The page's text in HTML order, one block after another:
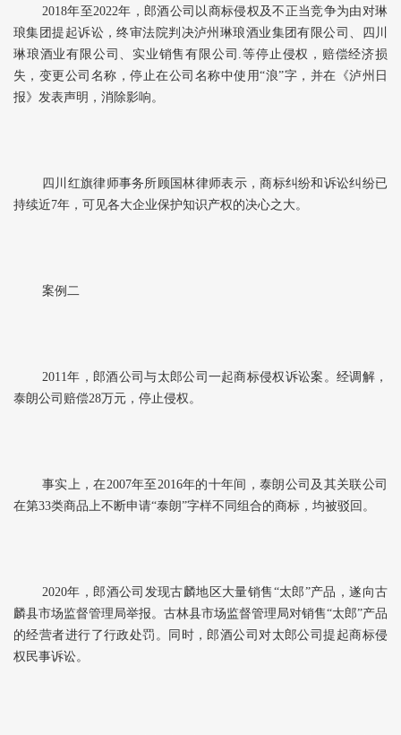
2018年至2022年，郎酒公司以商标侵权及不正当竞争为由对琳
琅集团提起诉讼，终审法院判决泸州琳琅酒业集团有限公司、四川
琳琅酒业有限公司、实业销售有限公司.等停止侵权，赔偿经济损
失，变更公司名称，停止在公司名称中使用“浪”字，并在《泸州日
报》发表声明，消除影响。
四川红旗律师事务所顾国林律师表示，商标纠纷和诉讼纠纷已
持续近7年，可见各大企业保护知识产权的决心之大。
案例二
2011年，郎酒公司与太郎公司一起商标侵权诉讼案。经调解，
泰朗公司赔偿28万元，停止侵权。
事实上，在2007年至2016年的十年间，泰朗公司及其关联公司
在第33类商品上不断申请“泰朗”字样不同组合的商标，均被驳回。
2020年，郎酒公司发现古麟地区大量销售“太郎”产品，遂向古
麟县市场监督管理局举报。古林县市场监督管理局对销售“太郎”产品
的经营者进行了行政处罚。同时，郎酒公司对太郎公司提起商标侵
权民事诉讼。